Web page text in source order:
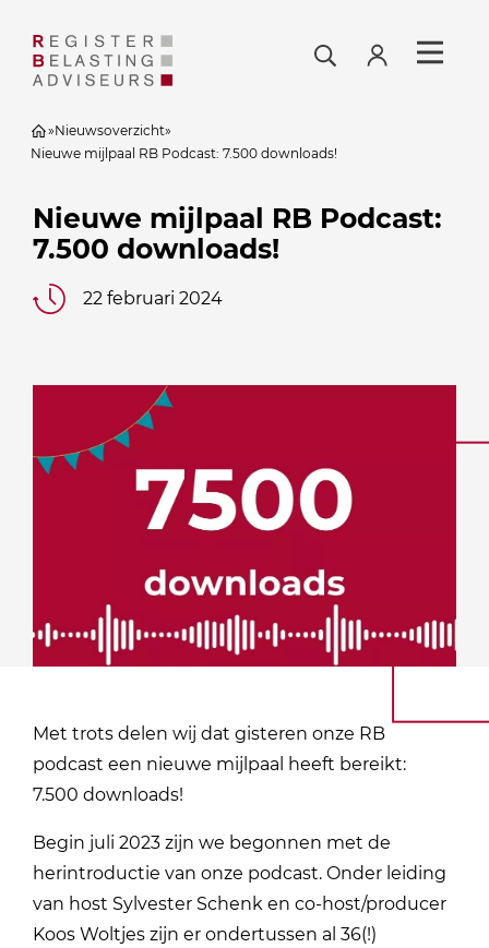
»Nieuwsoverzicht»
Nieuwe mijlpaal RB Podcast: 7.500 downloads!
Nieuwe mijlpaal RB Podcast:
7.500 downloads!
22 februari 2024
Met trots delen wij dat gisteren onze RB
podcast een nieuwe mijlpaal heeft bereikt:
7.500 downloads!
Begin juli 2023 zijn we begonnen met de
herintroductie van onze podcast. Onder leiding
van host Sylvester Schenk en co-host/producer
Koos Woltjes zijn er ondertussen al 36(!)